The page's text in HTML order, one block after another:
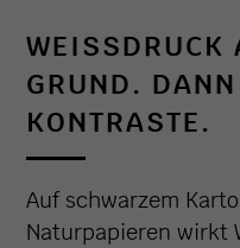
WEISSDRUCK
RUND. DANN
ONTRASTE.
Auf schwarzem
Naturpapieren wirkt